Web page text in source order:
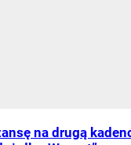
na drugą